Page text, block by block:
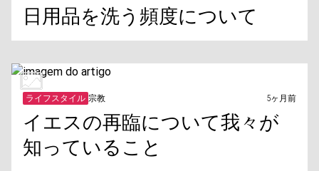
日用品を洗う頻度について
ライフスタイル 宗教 5ヶ月前
イエスの再臨について我々が
知っていること